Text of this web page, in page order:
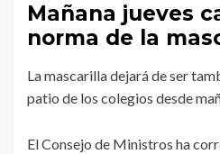
Mañana jueves
norma de la
La mascarilla dejará de ser
patio de los colegios desde
El Consejo de Ministros ha